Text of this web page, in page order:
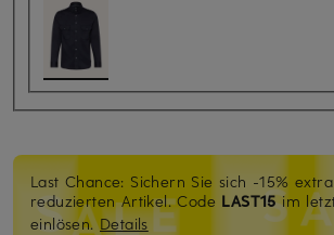
Last Chance: Sichern Sie sich -15%
reduzierten Artikel. Code LAST15im
einlösen.Details